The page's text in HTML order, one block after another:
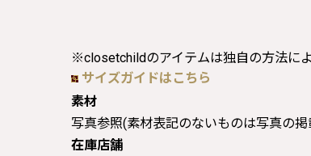
※closetchildのアイテムは独自の方法に
サイズガイドはこちら
素材
写真参照(素材表記のないものは写真の
在庫店舗